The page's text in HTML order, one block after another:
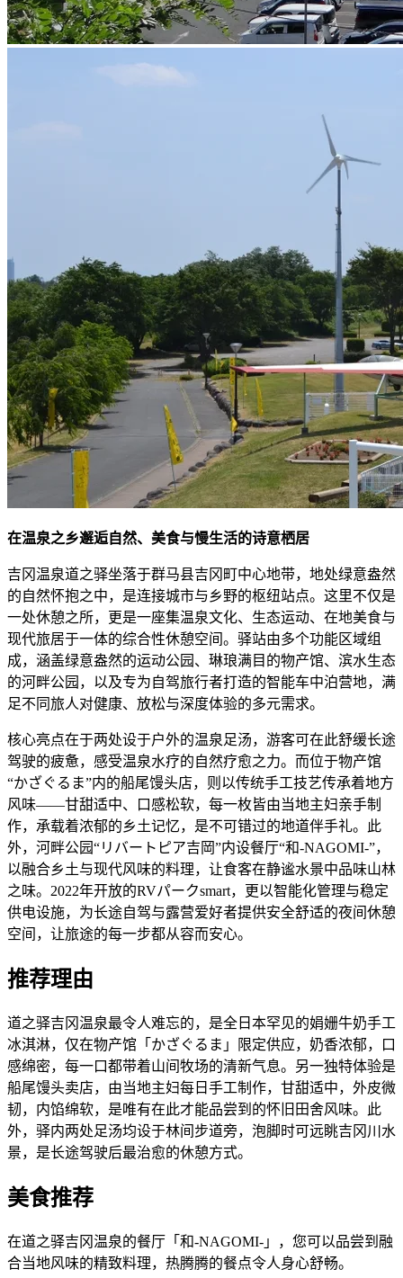
在温泉之乡邂逅自然、美食与慢生活的诗意栖居
吉冈温泉道之驿坐落于群马县吉冈町中心地带，地处绿意盎然
的自然怀抱之中，是连接城市与乡野的枢纽站点。这里不仅是
一处休憩之所，更是一座集温泉文化、生态运动、在地美食与
现代旅居于一体的综合性休憩空间。驿站由多个功能区域组
成，涵盖绿意盎然的运动公园、琳琅满目的物产馆、滨水生态
的河畔公园，以及专为自驾旅行者打造的智能车中泊营地，满
足不同旅人对健康、放松与深度体验的多元需求。
核心亮点在于两处设于户外的温泉足汤，游客可在此舒缓长途
驾驶的疲惫，感受温泉水疗的自然疗愈之力。而位于物产馆
“かざぐるま”内的船尾馒头店，则以传统手工技艺传承着地方
风味——甘甜适中、口感松软，每一枚皆由当地主妇亲手制
作，承载着浓郁的乡土记忆，是不可错过的地道伴手礼。此
外，河畔公园“リバートピア吉岡”内设餐厅“和-NAGOMI-”，
以融合乡土与现代风味的料理，让食客在静谧水景中品味山林
之味。2022年开放的RVパークsmart，更以智能化管理与稳定
供电设施，为长途自驾与露营爱好者提供安全舒适的夜间休憩
空间，让旅途的每一步都从容而安心。
推荐理由
道之驿吉冈温泉最令人难忘的，是全日本罕见的娟姗牛奶手工
冰淇淋，仅在物产馆「かざぐるま」限定供应，奶香浓郁，口
感绵密，每一口都带着山间牧场的清新气息。另一独特体验是
船尾馒头卖店，由当地主妇每日手工制作，甘甜适中，外皮微
韧，内馅绵软，是唯有在此才能品尝到的怀旧田舍风味。此
外，驿内两处足汤均设于林间步道旁，泡脚时可远眺吉冈川水
景，是长途驾驶后最治愈的休憩方式。
美食推荐
在道之驿吉冈温泉的餐厅「和-NAGOMI-」，您可以品尝到融
合当地风味的精致料理，热腾腾的餐点令人身心舒畅。